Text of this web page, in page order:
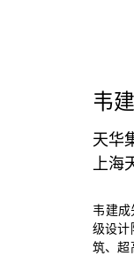
韦
天华
上海
韦建
级设计
筑、超